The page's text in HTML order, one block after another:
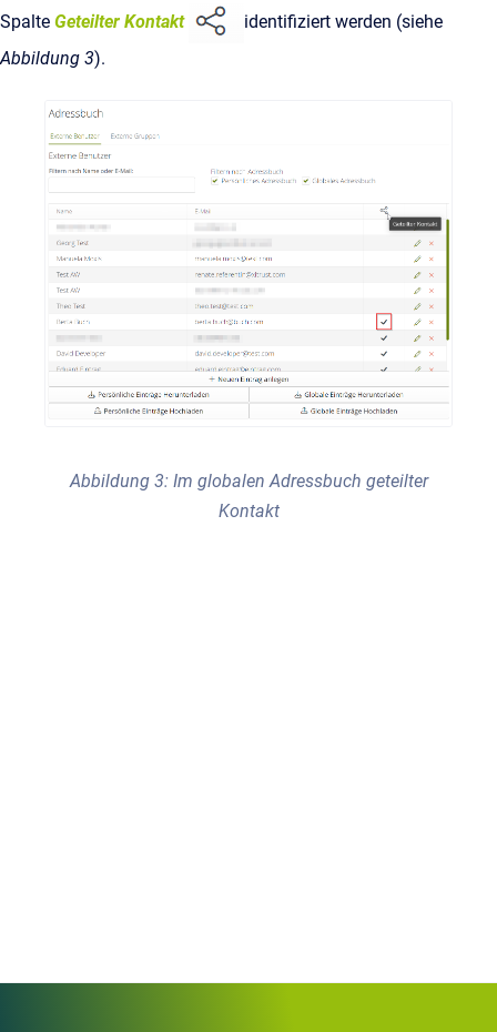
Spalte Geteilter Kontakt
identifiziert werden (siehe
Abbildung 3).
Abbildung 3: Im globalen Adressbuch geteilter
Kontakt